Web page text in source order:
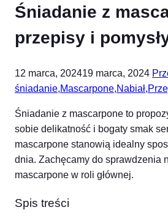
Śniadanie z
przepisy i
12 marca, 202419 marca, 2024
śniadanie,Mascarpone,Nabiał,
Śniadanie z mascarpone to
sobie delikatność i bogaty smak
mascarpone stanowią idealny
dnia. Zachęcamy do sprawdzenia
mascarpone w roli głównej.
Spis treści